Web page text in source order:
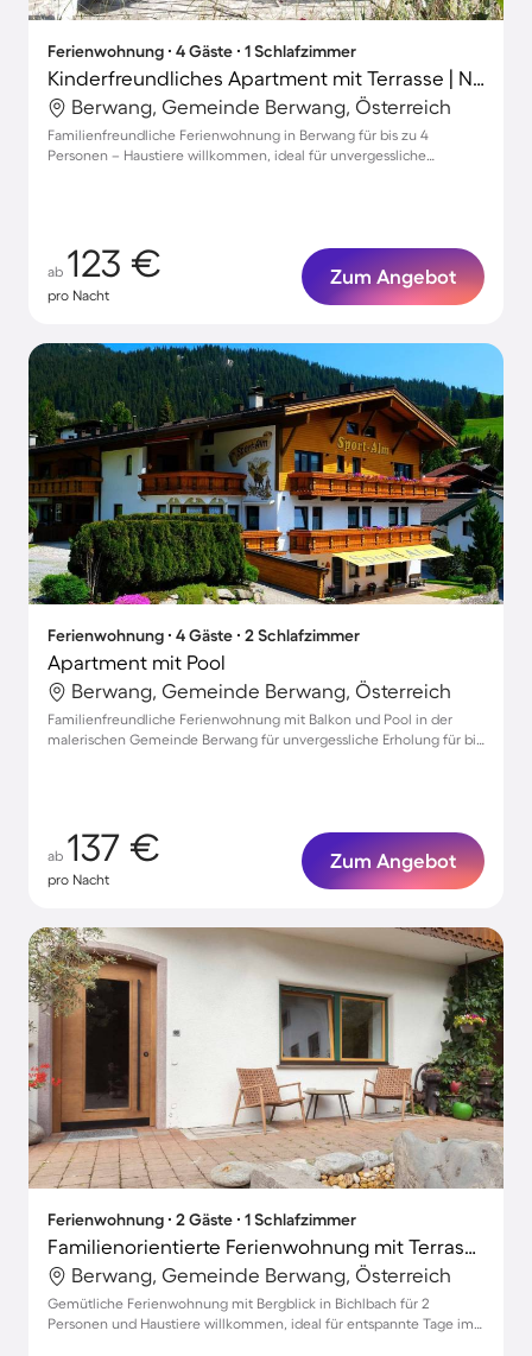
Ferienwohnung ∙ 4 Gäste ∙ 1 Schlafzimmer
Kinderfreundliches Apartment mit Terrasse | Nah am Skifahren | Haustiere erlaubt
Berwang, Gemeinde Berwang, Österreich
Familienfreundliche Ferienwohnung in Berwang für bis zu 4
Personen – Haustiere willkommen, ideal für unvergessliche
ab 123 €
pro Nacht
Zum Angebot
Ferienwohnung ∙ 4 Gäste ∙ 2 Schlafzimmer
Apartment mit Pool
Berwang, Gemeinde Berwang, Österreich
Familienfreundliche Ferienwohnung mit Balkon und Pool in der
malerischen Gemeinde Berwang für unvergessliche Erholung für bis
ab 137 €
pro Nacht
Zum Angebot
Ferienwohnung ∙ 2 Gäste ∙ 1 Schlafzimmer
Familienorientierte Ferienwohnung mit Terrasse, Grill und Garten | Bergblick | Skifahren in der Nähe | Haustiere erlaubt
Berwang, Gemeinde Berwang, Österreich
Gemütliche Ferienwohnung mit Bergblick in Bichlbach für 2
Personen und Haustiere willkommen, ideal für entspannte Tage im